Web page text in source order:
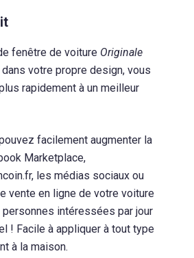
fenêtre de voiture Originale
votre propre design, vous
rapidement à un meilleur
facilement augmenter la
Marketplace,
les médias sociaux ou
vente en ligne de votre voiture
intéressées par jour
! Facile à appliquer à tout type
à la maison.